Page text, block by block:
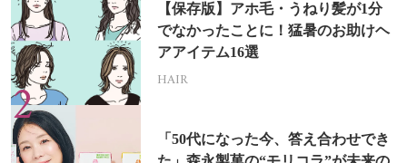
【保存版】アホ毛・うねり髪が1分
でなかったことに！猛暑のお助けヘ
アアイテム16選
HAIR
「50代になった今、答え合わせでき